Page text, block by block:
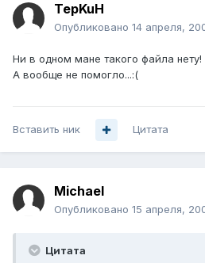
TepKuH
Опубликовано 14 апреля,
Ни в одном мане такого файла нету!
А вообще не помогло...:(
Вставить ник Цитата
Michael
Опубликовано 15 апреля,
Цитата